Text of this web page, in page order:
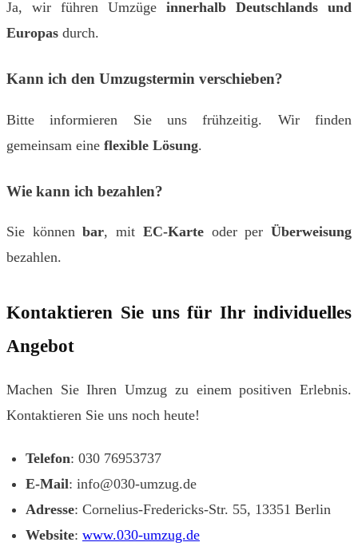
Ja, wir führen Umzüge innerhalb Deutschlands und
Europas durch.
Kann ich den Umzugstermin verschieben?
Bitte informieren Sie uns frühzeitig. Wir finden
gemeinsam eine flexible Lösung.
Wie kann ich bezahlen?
Sie könnenbar, mit EC-Karteoder perÜberweisung
bezahlen.
Kontaktieren Sie uns für Ihr individuelles
Angebot
Machen Sie Ihren Umzug zu einem positiven Erlebnis.
Kontaktieren Sie uns noch heute!
Telefon: 030 76953737
E-Mail: info@030-umzug.de
Adresse: Cornelius-Fredericks-Str. 55, 13351 Berlin
Website: www.030-umzug.de